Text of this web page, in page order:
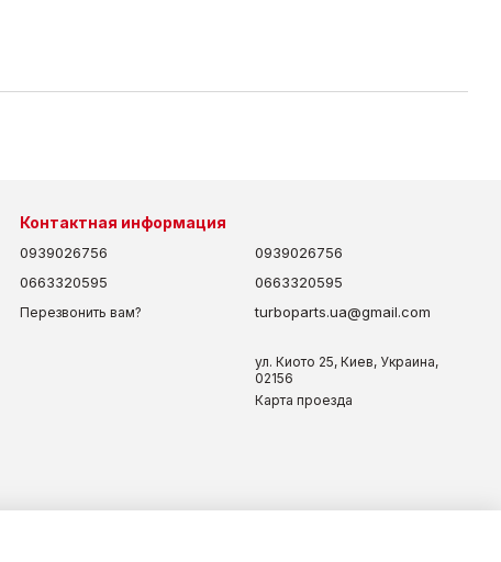
Контактная информация
0939026756
0663320595
Перезвонить вам?
0939026756
0663320595
turboparts.ua@gmail.com
ул. Киото 25, Киев, Украина,
02156
Карта проезда